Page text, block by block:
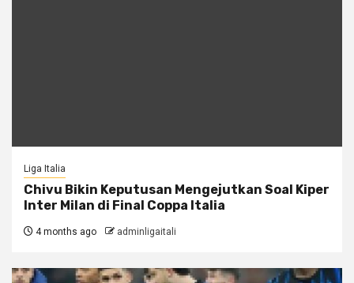
Liga Italia
Chivu Bikin Keputusan Mengejutkan Soal Kiper
Inter Milan di Final Coppa Italia
4 months ago adminligaitali